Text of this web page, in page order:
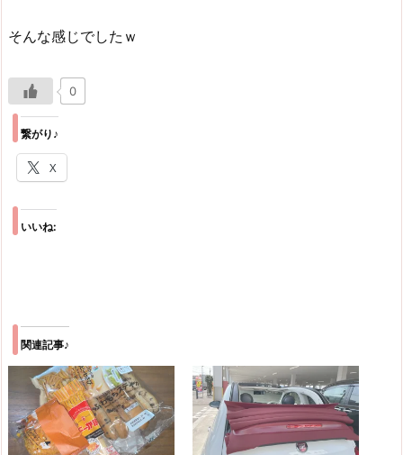
そんな感じでしたｗ
0
繋がり♪
X
いいね:
関連記事♪